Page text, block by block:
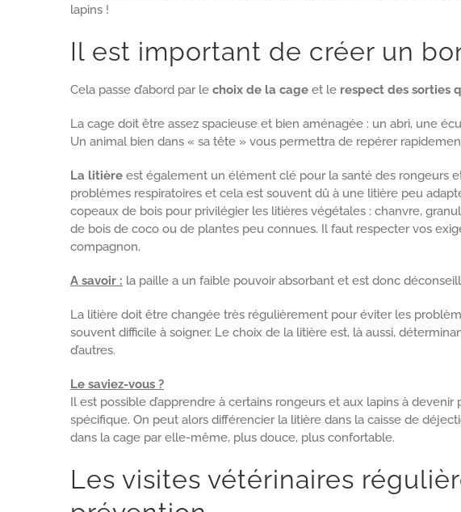
lapins !
Il est important de créer un
Cela passe d’abord par le choix de la cage et le respect des sorties
La cage doit être assez spacieuse et bien aménagée : un abri, une
Un animal bien dans « sa tête » vous permettra de repérer
La litière est également un élément clé pour la santé des rongeurs
problèmes respiratoires et cela est souvent dû à une litière peu
copeaux de bois pour privilégier les litières végétales : chanvre,
de bois de coco ou de plantes peu connues. Il faut respecter vos
compagnon.
A savoir : la paille a un faible pouvoir absorbant et est donc
La litière doit être changée très régulièrement pour éviter les
souvent difficile à soigner. Le choix de la litière est, là aussi,
d’autres.
Le saviez-vous ?
Il est possible d’apprendre à certains rongeurs et aux lapins à
spécifique. On peut alors différencier la litière dans la caisse de
dans la cage par elle-même, plus douce, plus confortable.
Les visites vétérinaires